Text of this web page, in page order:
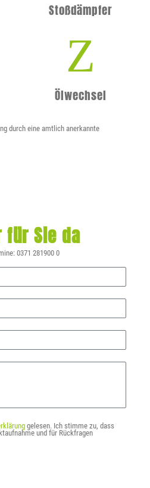
Stoßdämpfer
Ölwechsel
durch eine amtlich anerkannte
für Sie da
0371 281900 0
gelesen. Ich stimme zu, dass
und für Rückfragen